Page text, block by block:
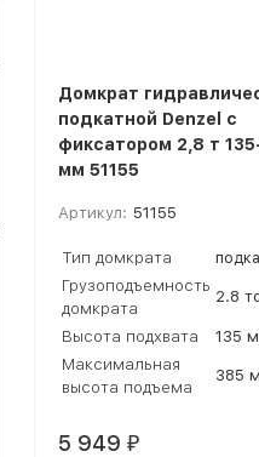
Домкрат
подкатной Denzel с
фиксатором 2,8 т
мм 51155
Артикул: 51155
Тип домкрата
Грузоподъемность
домкрата
2.8
Высота подхвата
135
Максимальная
высота подъема
385
5 949 ₽